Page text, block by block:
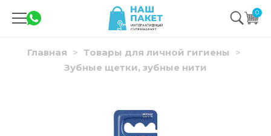
0
Главная
Товары для личной гигиены
Зубные щетки, зубные нити